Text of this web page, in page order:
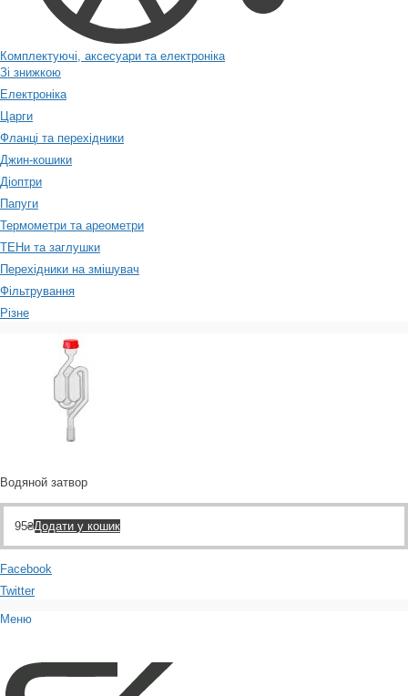
Комплектуючі, аксесуари та електроніка
Зі знижкою
Електроніка
Царги
Фланці та перехідники
Джин-кошики
Діоптри
Папуги
Термометри та ареометри
ТЕНи та заглушки
Перехідники на змішувач
Фільтрування
Різне
Водяной затвор
95₴Додати у кошик
Facebook
Twitter
Меню